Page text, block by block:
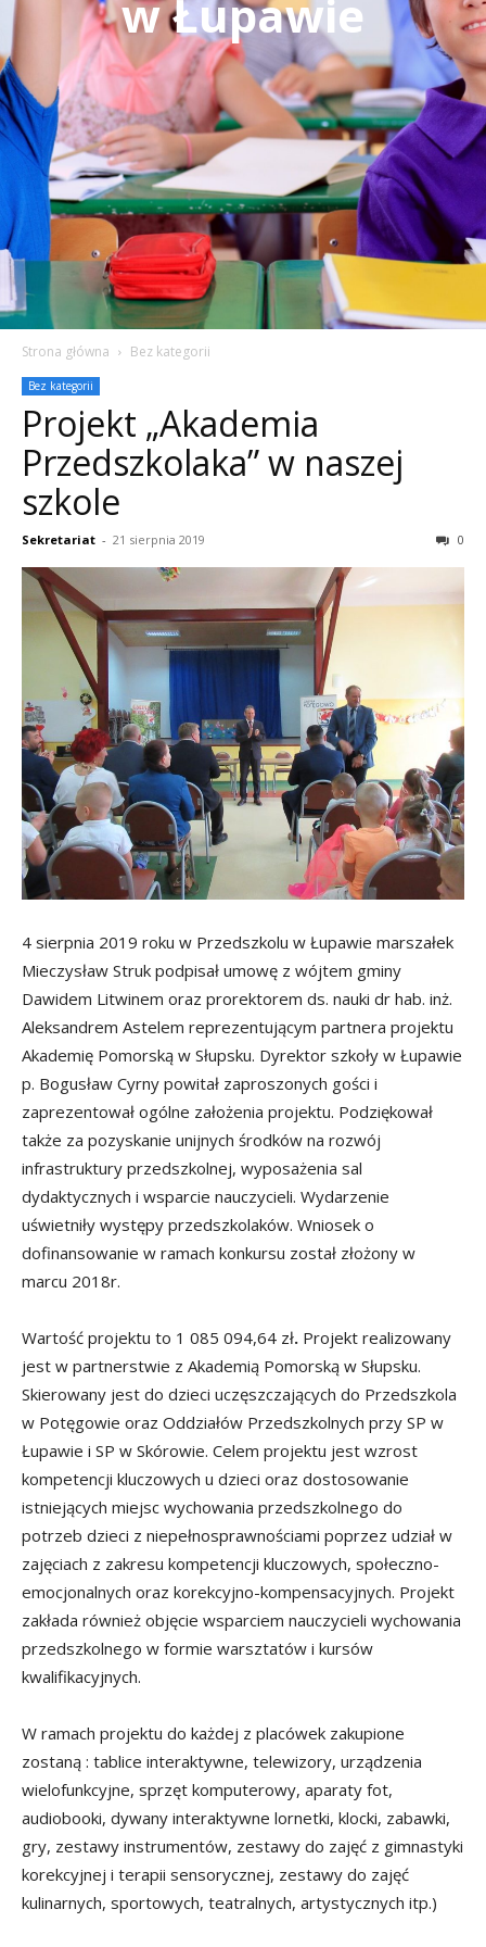
w Łupawie
Strona główna Bez kategorii
Bez kategorii
Projekt „Akademia
Przedszkolaka” w naszej
szkole
Sekretariat - 21 sierpnia 2019 0
4 sierpnia 2019 roku w Przedszkolu w Łupawie marszałek
Mieczysław Struk podpisał umowę z wójtem gminy
Dawidem Litwinem oraz prorektorem ds. nauki dr hab. inż.
Aleksandrem Astelem reprezentującym partnera projektu
Akademię Pomorską w Słupsku. Dyrektor szkoły w Łupawie
p. Bogusław Cyrny powitał zaproszonych gości i
zaprezentował ogólne założenia projektu. Podziękował
także za pozyskanie unijnych środków na rozwój
infrastruktury przedszkolnej, wyposażenia sal
dydaktycznych i wsparcie nauczycieli. Wydarzenie
uświetniły występy przedszkolaków. Wniosek o
dofinansowanie w ramach konkursu został złożony w
marcu 2018r.
Wartość projektu to 1 085 094,64 zł. Projekt realizowany
jest w partnerstwie z Akademią Pomorską w Słupsku.
Skierowany jest do dzieci uczęszczających do Przedszkola
w Potęgowie oraz Oddziałów Przedszkolnych przy SP w
Łupawie i SP w Skórowie. Celem projektu jest wzrost
kompetencji kluczowych u dzieci oraz dostosowanie
istniejących miejsc wychowania przedszkolnego do
potrzeb dzieci z niepełnosprawnościami poprzez udział w
zajęciach z zakresu kompetencji kluczowych, społeczno-
emocjonalnych oraz korekcyjno-kompensacyjnych. Projekt
zakłada również objęcie wsparciem nauczycieli wychowania
przedszkolnego w formie warsztatów i kursów
kwalifikacyjnych.
W ramach projektu do każdej z placówek zakupione
zostaną : tablice interaktywne, telewizory, urządzenia
wielofunkcyjne, sprzęt komputerowy, aparaty fot,
audiobooki, dywany interaktywne lornetki, klocki, zabawki,
gry, zestawy instrumentów, zestawy do zajęć z gimnastyki
korekcyjnej i terapii sensorycznej, zestawy do zajęć
kulinarnych, sportowych, teatralnych, artystycznych itp.)